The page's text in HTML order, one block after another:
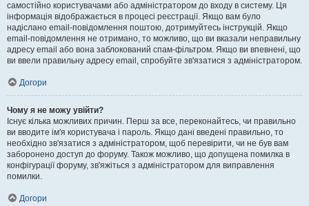
самостійно користувачами або адміністратором до входу в систему. Ця
інформація відображається в процесі реєстрації. Якщо вам було
надіслано email-повідомлення поштою, дотримуйтесь інструкцій. Якщо
email-повідомлення не отримано, то можливо, що ви вказали неправильну
адресу email або вона заблокований спам-фільтром. Якщо ви впевнені, що
ви ввели правильну адресу email, спробуйте зв'язатися з адміністратором.
Догори
Чому я не можу увійти?
Існує кілька можливих причин. Перш за все, переконайтесь, чи правильно
ви вводите ім'я користувача і пароль. Якщо дані введені правильно, то
необхідно зв'язатися з адміністратором, щоб перевірити, чи не був вам
заборонено доступ до форуму. Також можливо, що допущена помилка в
конфігурації форуму, зв'яжіться з адміністратором для виправлення
помилки.
Догори